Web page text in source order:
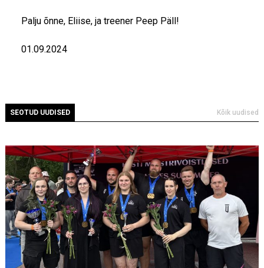
Palju õnne, Eliise, ja treener Peep Päll!
01.09.2024
SEOTUD UUDISED Kõik uudised